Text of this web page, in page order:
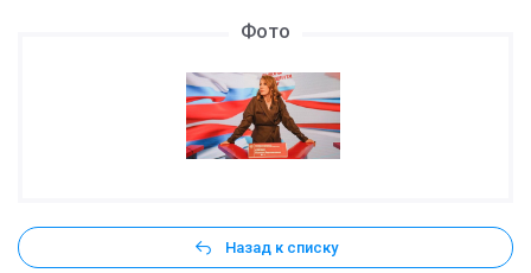
Фото
Назад к списку